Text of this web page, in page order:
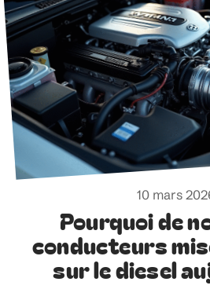
10 mars
Pourquoi de
conducteurs
sur le diesel